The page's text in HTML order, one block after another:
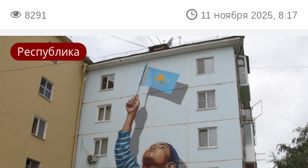
8291 11 ноября 2025, 8:17
Республика